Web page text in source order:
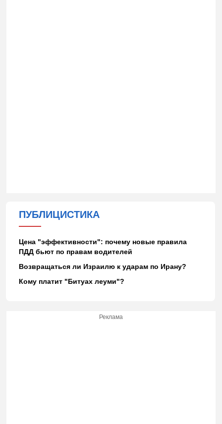
ПУБЛИЦИСТИКА
Цена "эффективности": почему новые правила
ПДД бьют по правам водителей
Возвращаться ли Израилю к ударам по Ирану?
Кому платит "Битуах леуми"?
Реклама